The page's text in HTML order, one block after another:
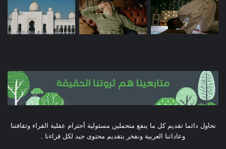
نحاول دائما تقديم كل ما ينفع متحملين مسئولية أحترام عقلية القراء وثقافتنا
وعاداتنا العربية ونفخر بتقديم محتوى جيد لكل قراءنا .